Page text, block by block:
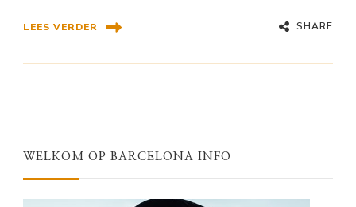
LEES VERDER SHARE
WELKOM OP BARCELONA INFO